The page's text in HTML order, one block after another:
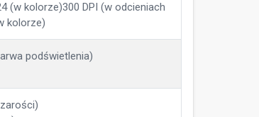
(w kolorze)300 DPI (w odcieniach
kolorze)
podświetlenia)